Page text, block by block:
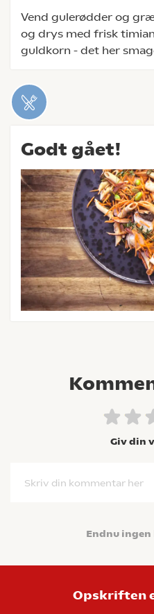
Vend gulerødder og
og drys med frisk
guldkorn - det her
Godt gået!
Giv din
Skriv din kommentar her
Endnu
Opskriften